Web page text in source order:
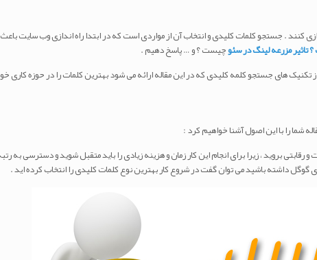
. جستجو کلمات کلیدی و انتخاب آن از مواردی است که در ابتدا راه اندازی وب سایت
تاثیر مزرعه لینگ در سئوچیست ؟ و … پاسخ دهیم .
های جستجو کلمه کلیدی که در این مقاله ارائه می شود بهترین کلمات را در حوزه کاری
شما را با این اصول آشنا خواهیم کرد :
بروید ، زیرا برای انجام این کار زمان و هزینه زیادی را باید متقبل شوید و دسترسی به
گوگل داشته باشید می توان گفت در شروع کار بهترین نوع کلمات کلیدی را انتخاب کرده اید .